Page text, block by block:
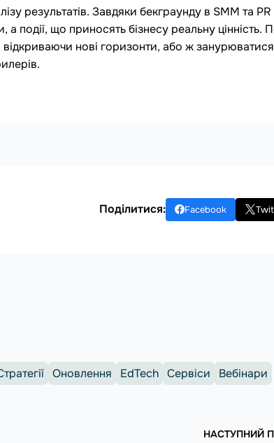
результатів. Завдяки бекграунду в SMM та PR
події, що приносять бізнесу реальну цінність.
нові горизонти, або ж
Поділитися: Facebook
Оновлення EdTech Сервіси Вебінари
НАСТУПНИЙ